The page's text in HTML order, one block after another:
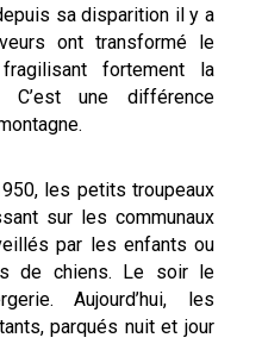
sa disparition il y a
ont transformé le
fortement la
C’est une différence
les petits troupeaux
sur les communaux
par les enfants ou
de chiens. Le soir le
Aujourd’hui, les
parqués nuit et jour